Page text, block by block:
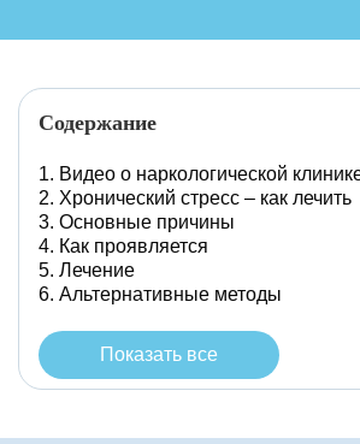
Содержание
Видео о наркологической
Хронический стресс – как лечить
Основные причины
Как проявляется
Лечение
Альтернативные методы
Показать все